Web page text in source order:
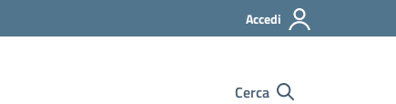
Accedi
Cerca